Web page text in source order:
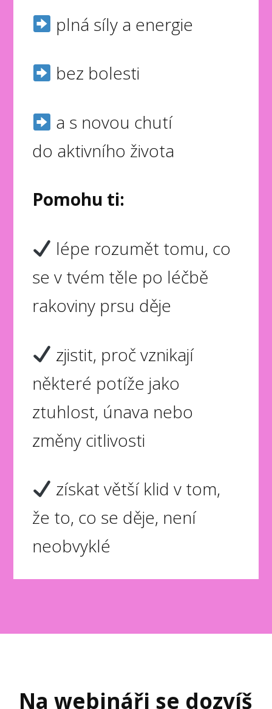
plná síly a energie
bez bolesti
a s novou chutí
do aktivního života
Pomohu ti:
lépe rozumět tomu, co
se v tvém těle po léčbě
rakoviny prsu děje
zjistit, proč vznikají
některé potíže jako
ztuhlost, únava nebo
změny citlivosti
získat větší klid v tom,
že to, co se děje, není
neobvyklé
Na webináři se dozvíš